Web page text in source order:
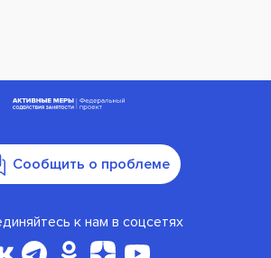
Сообщить о проблеме
к нам в соцсетях